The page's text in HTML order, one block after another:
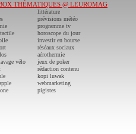
THÉMATIQUES @ LEUROMAG
vélo
littérature
prévisions météo
programme tv
horoscope du jour
investir en bourse
réséaux sociaux
aérothermie
jeux de poker
rédaction contenu
kopi luwak
webmarketing
pigistes